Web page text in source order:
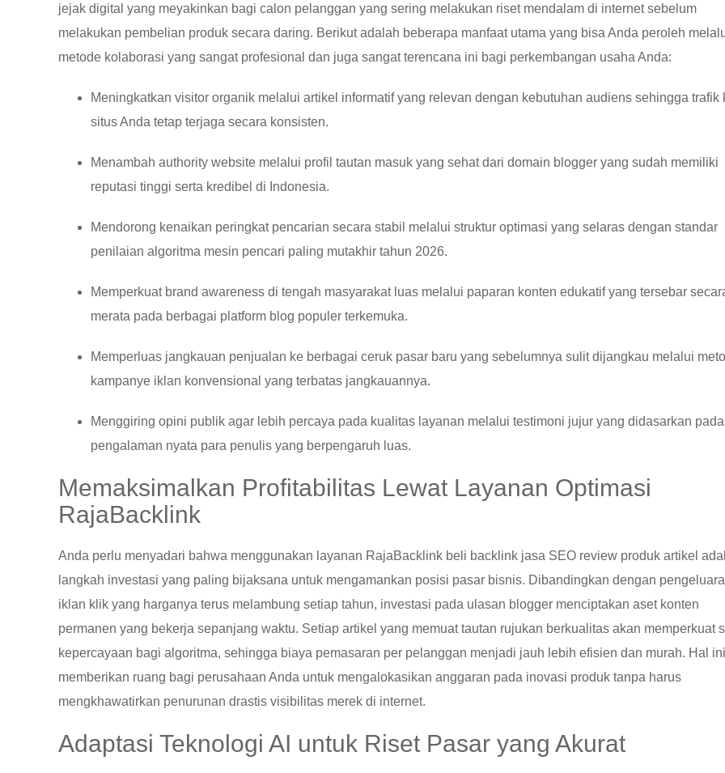
jejak digital yang meyakinkan bagi calon pelanggan yang sering melakukan riset mendalam di internet sebelum
melakukan pembelian produk secara daring. Berikut adalah beberapa manfaat utama yang bisa Anda peroleh
metode kolaborasi yang sangat profesional dan juga sangat terencana ini bagi perkembangan usaha Anda:
Meningkatkan visitor organik melalui artikel informatif yang relevan dengan kebutuhan audiens sehingga trafik
situs Anda tetap terjaga secara konsisten.
Menambah authority website melalui profil tautan masuk yang sehat dari domain blogger yang sudah memiliki
reputasi tinggi serta kredibel di Indonesia.
Mendorong kenaikan peringkat pencarian secara stabil melalui struktur optimasi yang selaras dengan standar
penilaian algoritma mesin pencari paling mutakhir tahun 2026.
Memperkuat brand awareness di tengah masyarakat luas melalui paparan konten edukatif yang tersebar
merata pada berbagai platform blog populer terkemuka.
Memperluas jangkauan penjualan ke berbagai ceruk pasar baru yang sebelumnya sulit dijangkau melalui
kampanye iklan konvensional yang terbatas jangkauannya.
Menggiring opini publik agar lebih percaya pada kualitas layanan melalui testimoni jujur yang didasarkan pada
pengalaman nyata para penulis yang berpengaruh luas.
Memaksimalkan Profitabilitas Lewat Layanan Optimasi
RajaBacklink
Anda perlu menyadari bahwa menggunakan layanan RajaBacklink beli backlink jasa SEO review produk artikel
langkah investasi yang paling bijaksana untuk mengamankan posisi pasar bisnis. Dibandingkan dengan
iklan klik yang harganya terus melambung setiap tahun, investasi pada ulasan blogger menciptakan aset konten
permanen yang bekerja sepanjang waktu. Setiap artikel yang memuat tautan rujukan berkualitas akan memperkuat
kepercayaan bagi algoritma, sehingga biaya pemasaran per pelanggan menjadi jauh lebih efisien dan murah. Hal ini
memberikan ruang bagi perusahaan Anda untuk mengalokasikan anggaran pada inovasi produk tanpa harus
mengkhawatirkan penurunan drastis visibilitas merek di internet.
Adaptasi Teknologi AI untuk Riset Pasar yang Akurat